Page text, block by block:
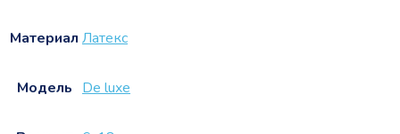
Материал Латекс
Модель De luxe